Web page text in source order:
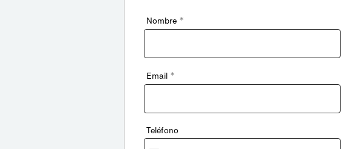
Nombre *
Email *
Teléfono